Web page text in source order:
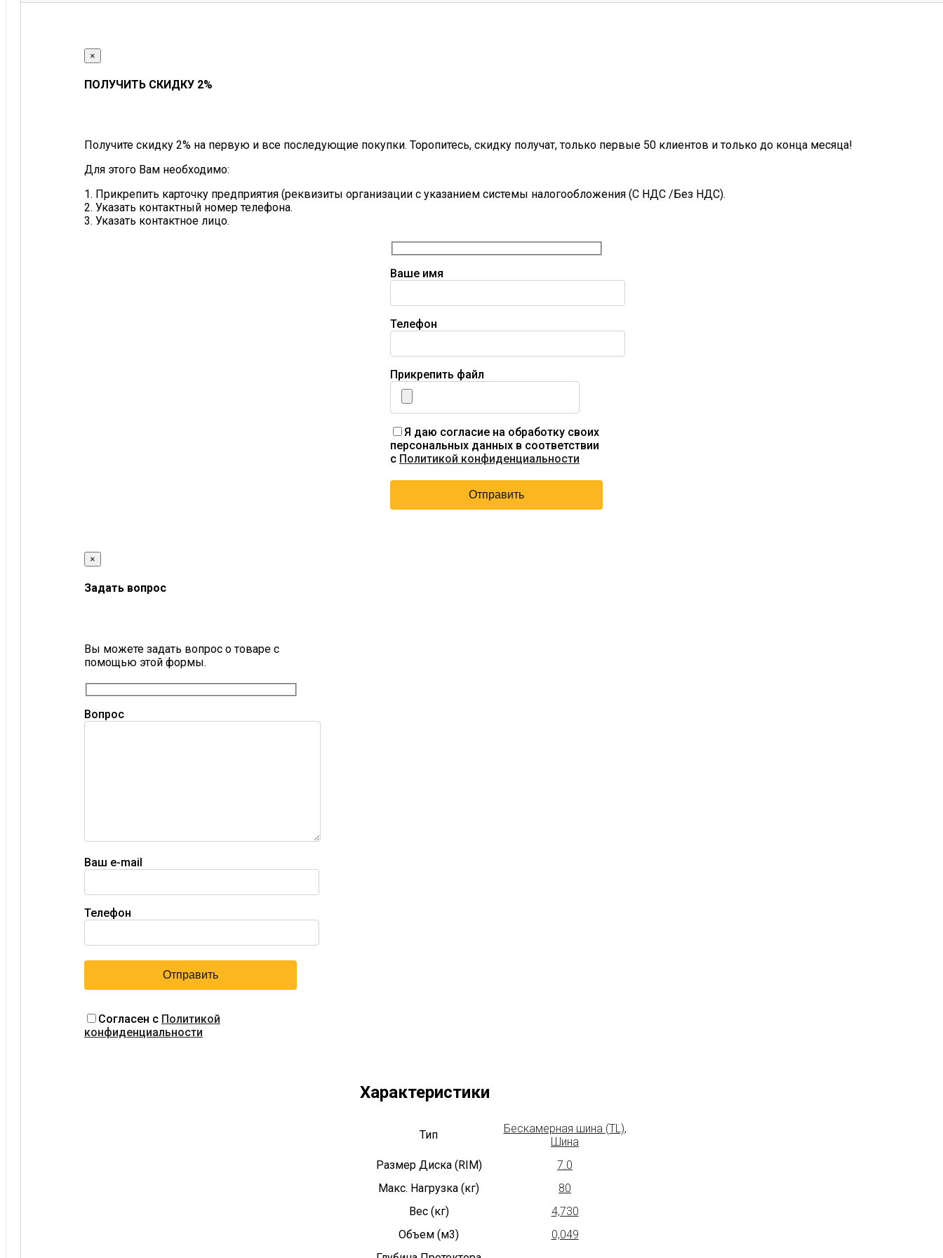
×
ПОЛУЧИТЬ СКИДКУ 2%
Получите скидку 2% на первую и все последующие покупки. Торопитесь, скидку получат, только первые 50 клиентов и только до конца месяца!
Для этого Вам необходимо:
1. Прикрепить карточку предприятия (реквизиты организации с указанием системы налогообложения (С НДС /Без НДС).
2. Указать контактный номер телефона.
3. Указать контактное лицо.
Ваше имя
Телефон
Прикрепить файл
Я даю согласие на обработку своих
персональных данных в соответствии
с Политикой конфиденциальности
×
Задать вопрос
Вы можете задать вопрос о товаре с
помощью этой формы.
Вопрос
Ваш e-mail
Телефон
Согласен с Политикой
конфиденциальности
Характеристики
Тип Бескамерная шина (TL),
Шина
Размер Диска (RIM)
7.0
Макс. Нагрузка (кг)
80
Вес (кг)
4,730
Объем (м3)
0,049